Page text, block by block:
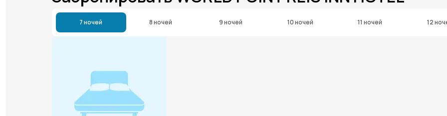
7 ночей 8 ночей 9 ночей 10 ночей 11 ночей 12